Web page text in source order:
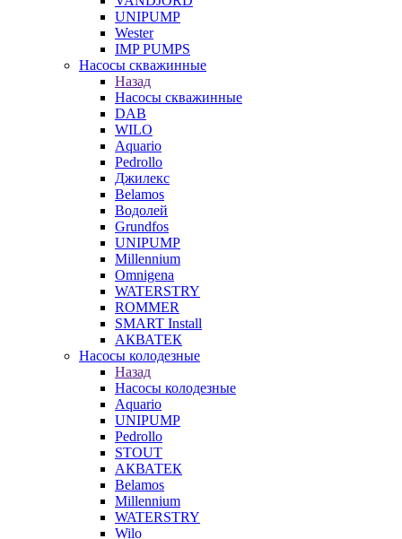
UNIPUMP
Wester
IMP PUMPS
Насосы скважинные
Назад
Насосы скважинные
DAB
WILO
Aquario
Pedrollo
Джилекс
Belamos
Водолей
Grundfos
UNIPUMP
Millennium
Omnigena
WATERSTRY
ROMMER
SMART Install
АКВАТЕК
Насосы колодезные
Назад
Насосы колодезные
Aquario
UNIPUMP
Pedrollo
STOUT
АКВАТЕК
Belamos
Millennium
WATERSTRY
Wilo